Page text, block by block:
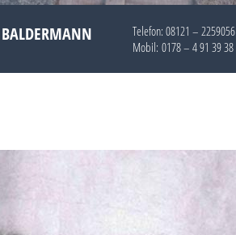
Telefon: 08121 – 2259056
Mobil: 0178 – 4 91 39 38